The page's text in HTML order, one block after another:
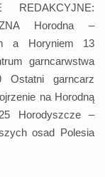
Horodna –
a Horyniem 13
garncarwstwa
Ostatni garncarz
na Horodną
Horodyszcze –
osad Polesia